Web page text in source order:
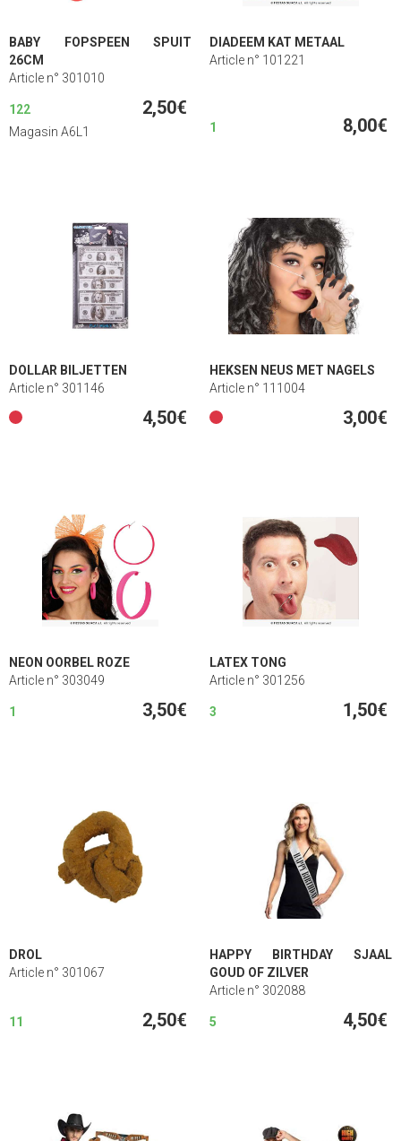
BABY FOPSPEEN SPUIT
26CM
Article n° 301010
122 2,50€
Magasin A6L1
DIADEEM KAT METAAL
Article n° 101221
1 8,00€
DOLLAR BILJETTEN
Article n° 301146
4,50€
HEKSEN NEUS MET NAGELS
Article n° 111004
3,00€
NEON OORBEL ROZE
Article n° 303049
1 3,50€
LATEX TONG
Article n° 301256
3 1,50€
DROL
Article n° 301067
11 2,50€
HAPPY BIRTHDAY SJAAL
GOUD OF ZILVER
Article n° 302088
5 4,50€